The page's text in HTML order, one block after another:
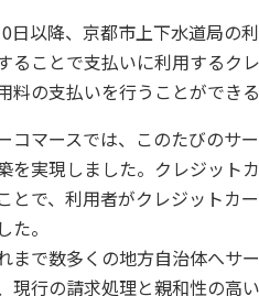
日以降、京都市上下水道局の
ることで支払いに利用するク
料の支払いを行うことができ
コマースでは、このたびのサ
を実現しました。クレジット
とで、利用者がクレジットカ
た。
まで数多くの地方自治体へサ
現行の請求処理と親和性の高